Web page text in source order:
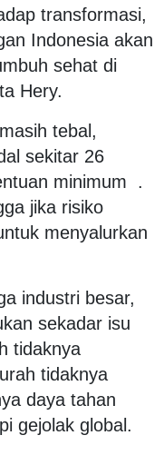
transformasi,
Indonesia akan
sehat di
Hery.
tebal,
sekitar 26
minimum .
jika risiko
menyalurkan
industri besar,
sekadar isu
tidaknya
tidaknya
daya tahan
gejolak global.